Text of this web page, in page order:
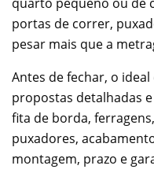
portas de correr,
pesar mais que a
Antes de fechar, o
propostas detalhadas
fita de borda,
puxadores,
montagem, prazo e